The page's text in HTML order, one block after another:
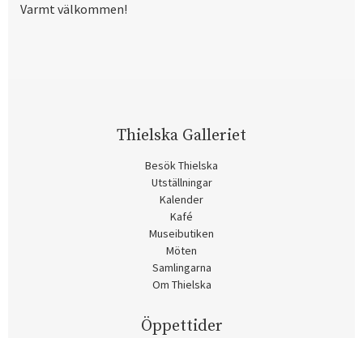
Varmt välkommen!
Thielska Galleriet
Besök Thielska
Utställningar
Kalender
Kafé
Museibutiken
Möten
Samlingarna
Om Thielska
Öppettider